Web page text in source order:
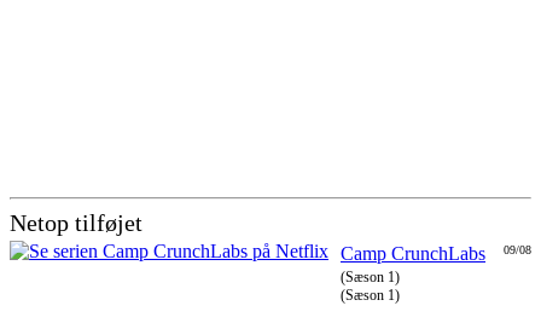
Netop tilføjet
09/08
Camp CrunchLabs
(Sæson 1)
(Sæson 1)